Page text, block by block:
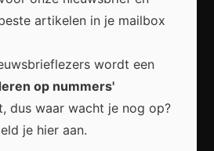
leefruimte
steeds interessanter
artikelen in je mailbox
wordt een
op nummers'
dus waar wacht je nog op?
je hier aan.